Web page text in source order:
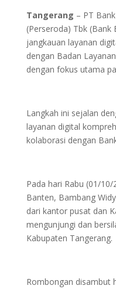
Tangerang – PT
(Perseroda) Tbk
jangkauan layanan
dengan Badan
dengan fokus utama
Langkah ini sejalan
layanan digital
kolaborasi dengan
Pada hari Rabu (01/
Banten, Bambang
dari kantor pusat dan
mengunjungi dan
Kabupaten Tangerang.
Rombongan disambut